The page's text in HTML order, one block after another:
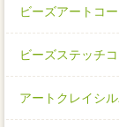
ビーズアートコー
ビーズステッチ
アートクレイシ